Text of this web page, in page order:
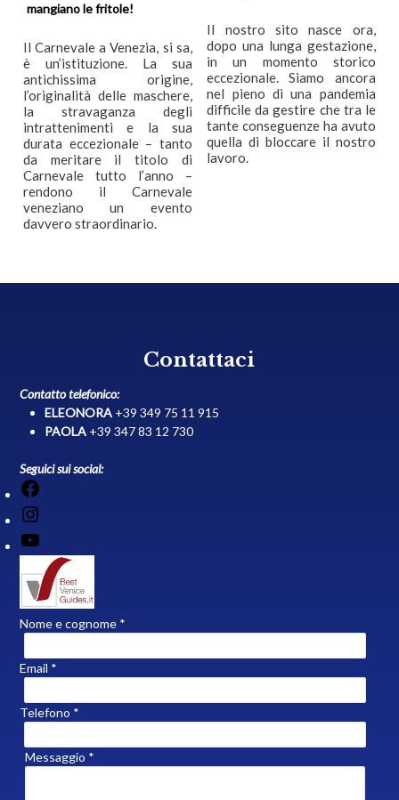
mangiano le fritole!
Il Carnevale a Venezia, si sa,
è un’istituzione. La sua
antichissima origine,
l’originalità delle maschere,
la stravaganza degli
intrattenimenti e la sua
durata eccezionale – tanto
da meritare il titolo di
Carnevale tutto l’anno –
rendono il Carnevale
veneziano un evento
davvero straordinario.
Il nostro sito nasce ora,
dopo una lunga gestazione,
in un momento storico
eccezionale. Siamo ancora
nel pieno di una pandemia
difficile da gestire che tra le
tante conseguenze ha avuto
quella di bloccare il nostro
lavoro.
Contattaci
Contatto telefonico:
ELEONORA+39 349 75 11 915
PAOLA +39 347 83 12 730
Seguici sui social:
Nome e cognome *
Email *
Telefono *
Messaggio *